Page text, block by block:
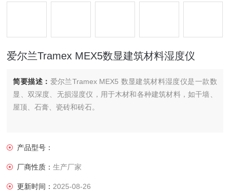
爱尔兰Tramex MEX5数显建筑材料湿度仪
简要描述： 爱尔兰Tramex MEX5 数显建筑材料湿度仪是一款数
显、双深度、无损湿度仪，用于木材和各种建筑材料，如干墙、
屋顶、石膏、瓷砖和砖石。
产品型号：
厂商性质：生产厂家
更新时间： 2025-08-26